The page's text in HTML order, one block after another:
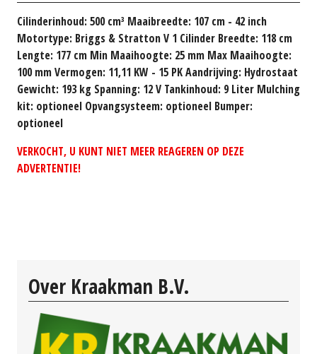
Cilinderinhoud: 500 cm³ Maaibreedte: 107 cm - 42 inch
Motortype: Briggs & Stratton V 1 Cilinder Breedte: 118 cm
Lengte: 177 cm Min Maaihoogte: 25 mm Max Maaihoogte:
100 mm Vermogen: 11,11 KW - 15 PK Aandrijving: Hydrostaat
Gewicht: 193 kg Spanning: 12 V Tankinhoud: 9 Liter Mulching
kit: optioneel Opvangsysteem: optioneel Bumper:
optioneel
VERKOCHT, U KUNT NIET MEER REAGEREN OP DEZE
ADVERTENTIE!
Over Kraakman B.V.